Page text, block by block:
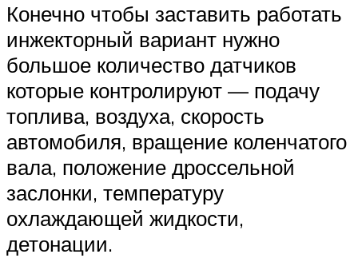
Конечно чтобы заставить работать
инжекторный вариант нужно
большое количество датчиков
которые контролируют — подачу
топлива, воздуха, скорость
автомобиля, вращение коленчатого
вала, положение дроссельной
заслонки, температуру
охлаждающей жидкости,
детонации.